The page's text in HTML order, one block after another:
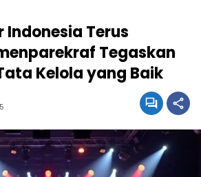
Indonesia Terus
Tegaskan
Kelola yang Baik